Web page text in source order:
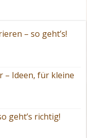
– so geht’s!
– Ideen, für kleine
geht’s richtig!